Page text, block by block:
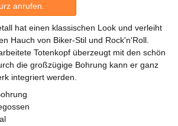
anrufen.
hat einen klassischen Look und verleiht
Hauch von Biker-Stil und Rock'n'Roll.
Totenkopf überzeugt mit den schön
die großzügige Bohrung kann er ganz
integriert werden.